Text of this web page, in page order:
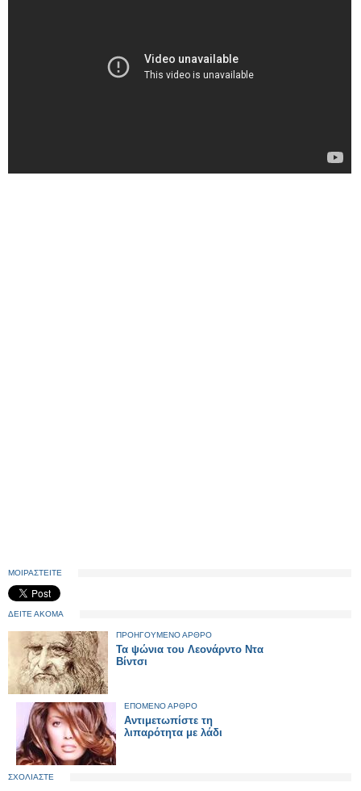
ΜΟΙΡΑΣΤΕΙΤΕ
ΔΕΙΤΕ ΑΚΟΜΑ
ΠΡΟΗΓΟΥΜΕΝΟ ΑΡΘΡΟ
Τα ψώνια του Λεονάρντο Ντα
Βίντσι
ΕΠΟΜΕΝΟ ΑΡΘΡΟ
Αντιμετωπίστε τη
λιπαρότητα με λάδι
ΣΧΟΛΙΑΣΤΕ